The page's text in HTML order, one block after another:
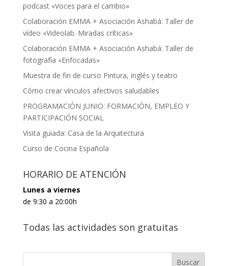
podcast «Voces para el cambio»
Colaboración EMMA + Asociación Ashabá: Taller de
vídeo «Videolab. Miradas críticas»
Colaboración EMMA + Asociación Ashabá: Taller de
fotografía «Enfocadas»
Muestra de fin de curso Pintura, inglés y teatro
Cómo crear vínculos afectivos saludables
PROGRAMACIÓN JUNIO: FORMACIÓN, EMPLEO Y
PARTICIPACIÓN SOCIAL
Visita guiada: Casa de la Arquitectura
Curso de Cocina Española
HORARIO DE ATENCIÓN
Lunes a viernes
de 9:30 a 20:00h
Todas las actividades son gratuitas